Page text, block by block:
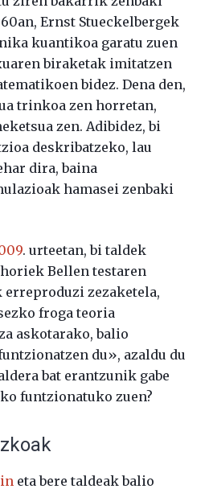
Ernst Stueckelbergek
kuantikoa garatu zuen
biraketak imitatzen
bidez. Dena den,
trinkoa zen horretan,
zen. Adibidez, bi
deskribatzeko, lau
dira, baina
hamasei zenbaki
. urteetan, bi taldek
Bellen testaren
erreproduzi zezaketela,
froga teoria
askotarako, balio
du», azaldu du
bat erantzunik gabe
funtzionatuko zuen?
eta bere taldeak balio